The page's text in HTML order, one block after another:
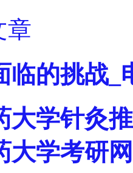
章
临的挑战_
大学针灸
大学考研网